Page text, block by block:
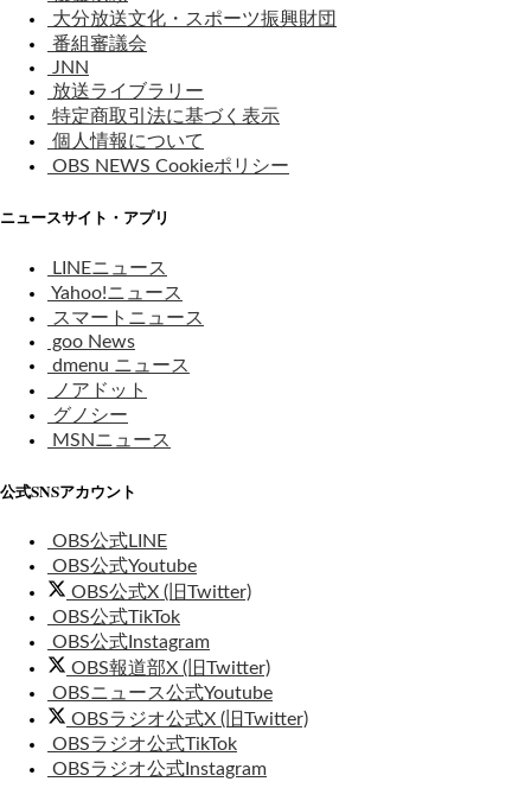
大分放送文化・スポーツ振興財団
番組審議会
JNN
放送ライブラリー
特定商取引法に基づく表示
個人情報について
OBS NEWS Cookieポリシー
ニュースサイト・アプリ
LINEニュース
Yahoo!ニュース
スマートニュース
goo News
dmenu ニュース
ノアドット
グノシー
MSNニュース
公式SNSアカウント
OBS公式LINE
OBS公式Youtube
OBS公式X (旧Twitter)
OBS公式TikTok
OBS公式Instagram
OBS報道部X (旧Twitter)
OBSニュース公式Youtube
OBSラジオ公式X (旧Twitter)
OBSラジオ公式TikTok
OBSラジオ公式Instagram